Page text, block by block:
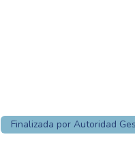
Finalizada por Autoridad